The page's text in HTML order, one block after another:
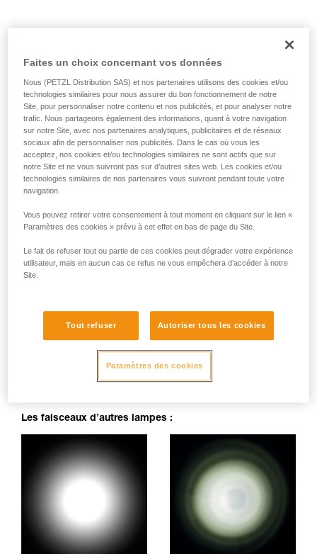
Faisceau parfaitement homogène : pas de tâches d’ombre,
irrégularités ou de points d'éblouissement, qui fatiguent la
vue et gênent le confort visuel.
Les faisceaux d’autres lampes :
Faites un choix concernant vos données
Nous (PETZL Distribution SAS) et nos partenaires utilisons des cookies et/ou
technologies similaires pour nous assurer du bon fonctionnement de notre
Site, pour personnaliser notre contenu et nos publicités, et pour analyser notre
trafic. Nous partageons également des informations, quant à votre navigation
sur notre Site, avec nos partenaires analytiques, publicitaires et de réseaux
sociaux afin de personnaliser nos publicités. Dans le cas où vous les
acceptez, nos cookies et/ou technologies similaires ne sont actifs que sur
notre Site et ne vous suivront pas sur d’autres sites web. Les cookies et/ou
technologies similaires de nos partenaires vous suivront pendant toute votre
navigation.
Vous pouvez retirer votre consentement à tout moment en cliquant sur le lien «
Paramètres des cookies » prévu à cet effet en bas de page du Site.
Le fait de refuser tout ou partie de ces cookies peut dégrader votre expérience
utilisateur, mais en aucun cas ce refus ne vous empêchera d’accéder à notre
Site.
Tout refuser Autoriser tous les cookies
Paramètres des cookies